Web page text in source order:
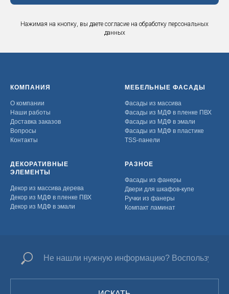
Нажимая на кнопку, вы даете согласие на обработку персональных
данных
КОМПАНИЯ
О компании
Наши работы
Доставка заказов
Вопросы
Контакты
МЕБЕЛЬНЫЕ ФАСАДЫ
Фасады из массива
Фасады из МДФ в пленке ПВХ
Фасады из МДФ в эмали
Фасады из МДФ в пластике
TSS-панели
ДЕКОРАТИВНЫЕ
ЭЛЕМЕНТЫ
Декор из массива дерева
Декор из МДФ в пленке ПВХ
Декор из МДФ в эмали
РАЗНОЕ
Фасады из фанеры
Двери для шкафов-купе
Ручки из фанеры
Компакт ламинат